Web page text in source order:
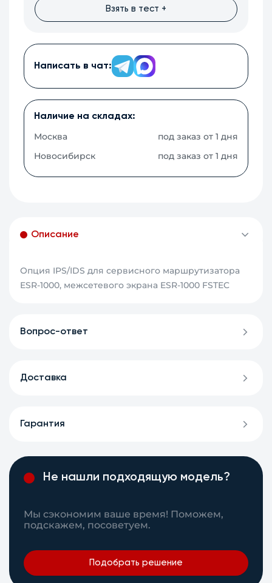
Взять в тест +
Написать в чат:
Наличие на складах:
Москва
под заказ от 1 дня
Новосибирск
под заказ от 1 дня
Описание
Опция IPS/IDS для сервисного маршрутизатора
ESR-1000, межсетевого экрана ESR-1000 FSTEC
Вопрос-ответ
Доставка
Гарантия
Не нашли подходящую модель?
Мы сэкономим ваше время! Поможем,
подскажем, посоветуем.
Подобрать решение